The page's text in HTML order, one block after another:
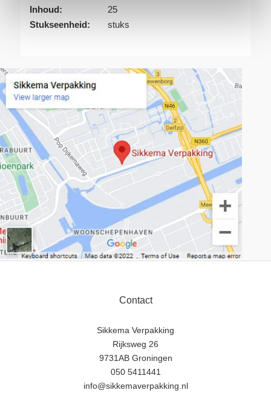
Inhoud:
25
Stukseenheid:
stuks
Contact
Sikkema Verpakking
Rijksweg 26
9731AB Groningen
050 5411441
info@sikkemaverpakking.nl